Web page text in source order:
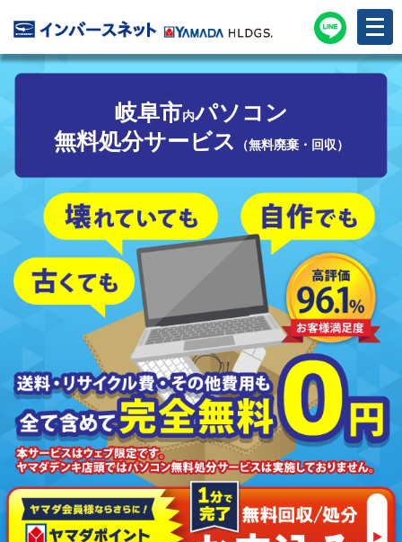
岐阜市内パソコン
無料処分サービス
（無料廃棄・回収）
メ
ニ
ュ
ー
を